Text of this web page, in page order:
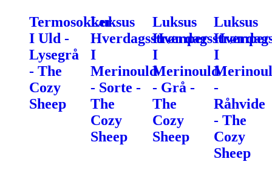
Termosokker
I Uld -
Lysegrå
- The
Cozy
Sheep
Luksus
Hverdagsstrømper
I
Merinould
- Sorte -
The
Cozy
Sheep
Luksus
Hverdagsstrømper
I
Merinould
- Grå -
The
Cozy
Sheep
Luksus
I
-
Råhvide
- The
Cozy
Sheep